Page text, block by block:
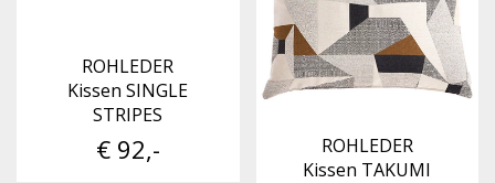
ROHLEDER
Kissen SINGLE
STRIPES
€ 92,-
ROHLEDER
Kissen TAKUMI